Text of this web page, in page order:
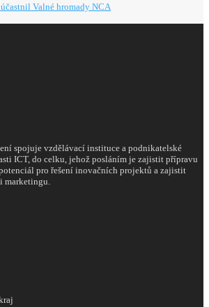
Valné hromady NCA
spojuje vzdělávací instituce a podnikatelské
ICT, do celku, jehož posláním je zajistit přípravu
pro řešení inovačních projektů a zajistit